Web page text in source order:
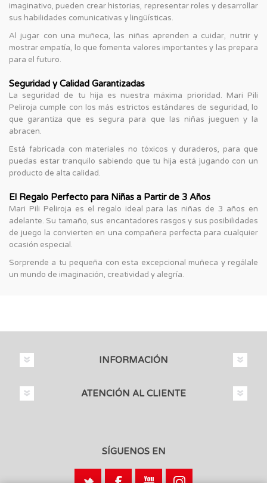
imaginativo, pueden crear historias, representar roles y desarrollar
sus habilidades comunicativas y lingüísticas.
Al jugar con una muñeca, las niñas aprenden a cuidar, nutrir y
mostrar empatía, lo que fomenta valores importantes y las prepara
para el futuro.
Seguridad y Calidad Garantizadas
La seguridad de tu hija es nuestra máxima prioridad. Mari Pili
Peliroja cumple con los más estrictos estándares de seguridad, lo
que garantiza que es segura para que las niñas jueguen y la
abracen.
Está fabricada con materiales no tóxicos y duraderos, para que
puedas estar tranquilo sabiendo que tu hija está jugando con un
producto de alta calidad.
El Regalo Perfecto para Niñas a Partir de 3 Años
Mari Pili Peliroja es el regalo ideal para las niñas de 3 años en
adelante. Su tamaño, sus encantadores rasgos y sus posibilidades
de juego la convierten en una compañera perfecta para cualquier
ocasión especial.
Sorprende a tu pequeña con esta excepcional muñeca y regálale
un mundo de imaginación, creatividad y alegría.
INFORMACIÓN
ATENCIÓN AL CLIENTE
SÍGUENOS EN